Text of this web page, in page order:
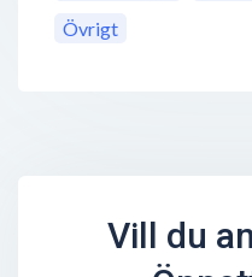
Övrigt
Vill du